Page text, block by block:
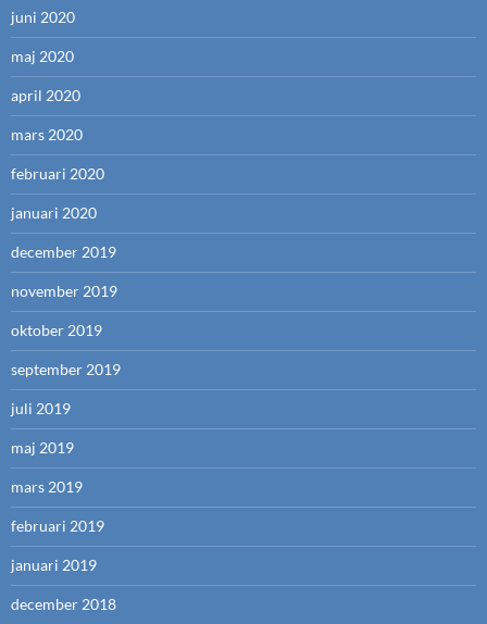
juni 2020
maj 2020
april 2020
mars 2020
februari 2020
januari 2020
december 2019
november 2019
oktober 2019
september 2019
juli 2019
maj 2019
mars 2019
februari 2019
januari 2019
december 2018